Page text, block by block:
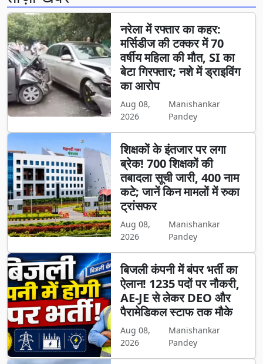
नरेला में रफ्तार का कहर:
मर्सिडीज की टक्कर में 70
वर्षीय महिला की मौत, SI का
बेटा गिरफ्तार; नशे में ड्राइविंग
का आरोप
Aug 08,
2026
Manishankar
Pandey
शिक्षकों के इंतजार पर लगा
ब्रेक! 700 शिक्षकों की
तबादला सूची जारी, 400 नाम
कटे; जानें किन मामलों में रुका
ट्रांसफर
Aug 08,
2026
Manishankar
Pandey
बिजली कंपनी में बंपर भर्ती का
ऐलान! 1235 पदों पर नौकरी,
AE-JE से लेकर DEO और
पैरामेडिकल स्टाफ तक मौके
Aug 08,
2026
Manishankar
Pandey